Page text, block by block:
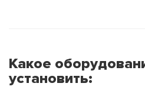
Какое
установить: